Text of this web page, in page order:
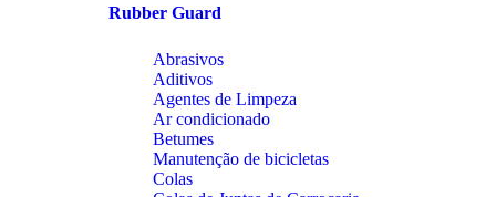
Rubber Guard
Abrasivos
Aditivos
Agentes de Limpeza
Ar condicionado
Betumes
Manutenção de bicicletas
Colas